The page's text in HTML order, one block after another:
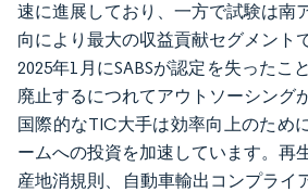
速に進展しており、一方で試験は南
向により最大の収益貢献セグメント
2025年1月にSABSが認定を失ったこ
廃止するにつれてアウトソーシング
国際的なTIC大手は効率向上のため
ームへの投資を加速しています。再
産地消規則、自動車輸出コンプライ